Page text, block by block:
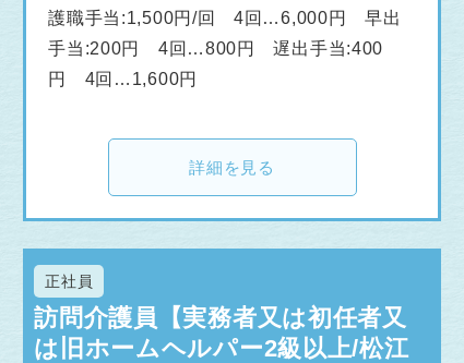
護職手当:1,500円/回 4回…6,000円 早出
手当:200円 4回…800円 遅出手当:400
円 4回…1,600円
詳細を見る
正社員
訪問介護員【実務者又は初任者又
は旧ホームヘルパー2級以上/松江